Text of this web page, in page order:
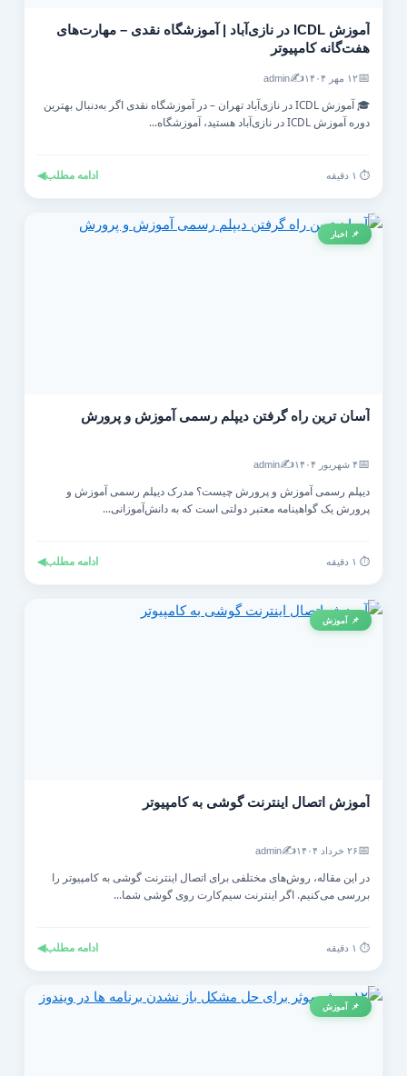
آموزش ICDL در نازی‌آباد | آموزشگاه نقدی – مهارت‌های
هفت‌گانه کامپیوتر
۱۲ مهر ۱۴۰۴ ✍️
admin
🎓 آموزش ICDL در نازی‌آباد تهران – در آموزشگاه نقدی اگر به‌دنبال بهترین
دوره آموزش ICDL در نازی‌آباد هستید، آموزشگاه...
ادامه مطلب◀
📌 اخبار
آسان ترین راه گرفتن دیپلم رسمی آموزش و پرورش
۴ شهریور ۱۴۰۴ ✍️
admin
دیپلم رسمی آموزش و پرورش چیست؟ مدرک دیپلم رسمی آموزش و
پرورش یک گواهینامه معتبر دولتی است که به دانش‌آموزانی...
ادامه مطلب◀
📌 آموزش
آموزش اتصال اینترنت گوشی به کامپیوتر
۲۶ خرداد ۱۴۰۴ ✍️
admin
در این مقاله، روش‌های مختلفی برای اتصال اینترنت گوشی به کامپیوتر را
بررسی می‌کنیم. اگر اینترنت سیم‌کارت روی گوشی شما...
ادامه مطلب◀
📌 آموزش